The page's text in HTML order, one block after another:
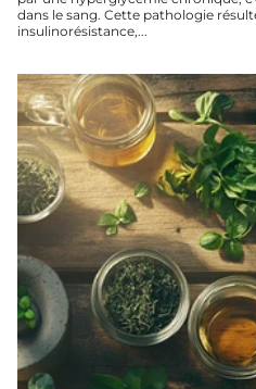
dans le sang. Cette pathologie
insulinorésistance,...